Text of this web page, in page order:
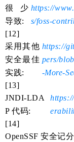
很少
导致:
https://
s/foss-
[12]
采用其他
安全最佳
实践:
https://
pers/
-More-
[13]
JNDI-LDA
P 代码:
[14]
OpenSSF 安全记